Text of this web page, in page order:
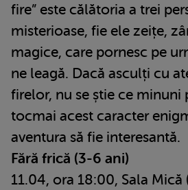
fire” este călătoria a trei
misterioase, fie ele zeițe,
magice, care pornesc pe
ne leagă. Dacă asculți cu
firelor, nu se știe ce minuni
tocmai acest caracter
aventura să fie interesantă.
Fără frică (3-6 ani)
11.04, ora 18:00, Sala Mică